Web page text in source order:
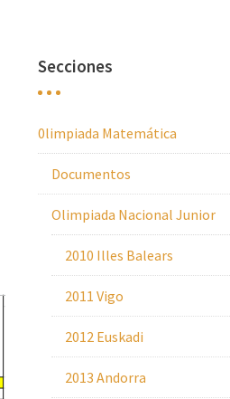
Secciones
0limpiada Matemática
Documentos
Olimpiada Nacional Junior
2010 Illes Balears
2011 Vigo
2012 Euskadi
2013 Andorra